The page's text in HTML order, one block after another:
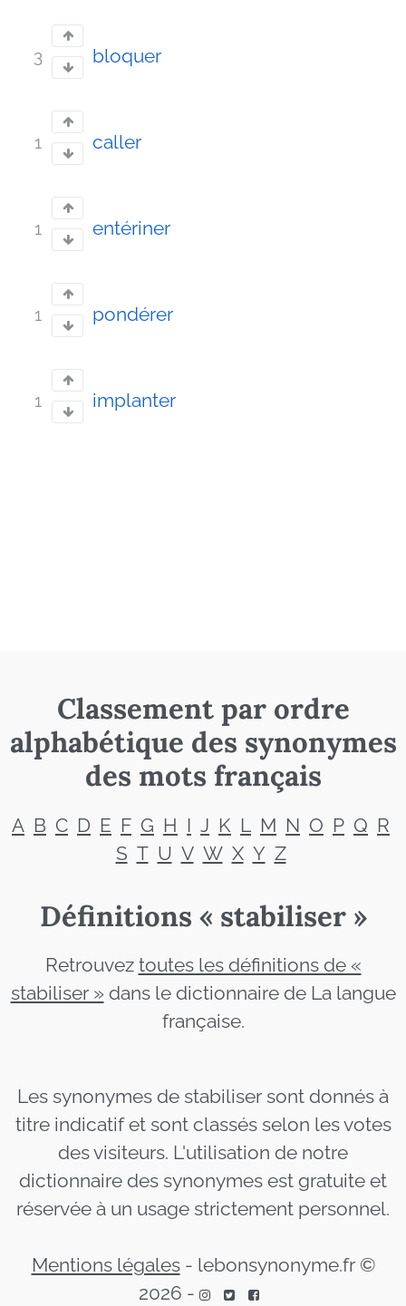
3 bloquer
1 caller
1 entériner
1 pondérer
1 implanter
Classement par ordre
alphabétique des synonymes
des mots français
A B C D E F G H I J K L M N O P Q R
S T U V W X Y Z
Définitions « stabiliser »
Retrouvez toutes les définitions de «
stabiliser »dans le dictionnaire de La langue
française.
Les synonymes de stabiliser sont donnés à
titre indicatif et sont classés selon les votes
des visiteurs. L'utilisation de notre
dictionnaire des synonymes est gratuite et
réservée à un usage strictement personnel.
Mentions légales- lebonsynonyme.fr ©
2026 -